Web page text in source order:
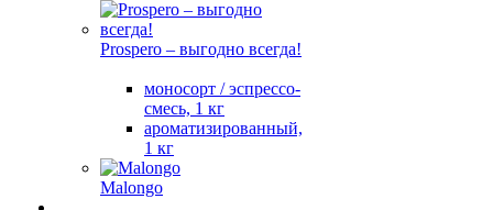
Prospero – выгодно всегда!
моносорт / эспрессо-
смесь, 1 кг
ароматизированный,
1 кг
Malongo